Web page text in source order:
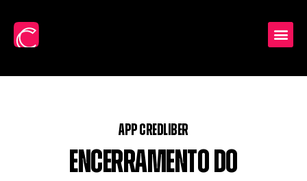
APP Credliber
Encerramento do